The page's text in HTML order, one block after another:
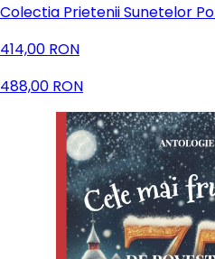
Colectia Prietenii Sunetelor
414,00 RON
488,00 RON